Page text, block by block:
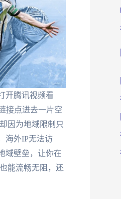
开腾讯视频看
接点进去一片空
因为地域限制只
海外IP无法访
域壁垒，让你在
能流畅无阻，还